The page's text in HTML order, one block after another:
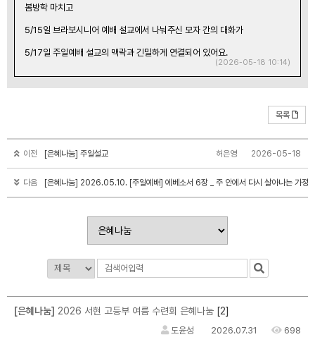
봄방학 마치고
5/15일 브라보시니어 예배 설교에서 나눠주신 모자 간의 대화가
5/17일 주일예배 설교의 맥락과 긴밀하게 연결되어 있어요.
(2026-05-18 10:14)
목록
2026-05-18
허은영
이전 [은혜나눔] 주일설교
다음 [은혜나눔] 2026.05.10. [주일예배] 에베소서 6장 _ 주 안에서 다시 살아나는 가정
[은혜나눔] 2026 서현 고등부 여름 수련회 은혜나눔 [2]
도윤성 2026.07.31 698